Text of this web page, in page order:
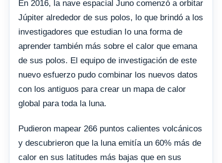
En 2016, la nave espacial Juno comenzó a orbitar
Júpiter alrededor de sus polos, lo que brindó a los
investigadores que estudian Io una forma de
aprender también más sobre el calor que emana
de sus polos. El equipo de investigación de este
nuevo esfuerzo pudo combinar los nuevos datos
con los antiguos para crear un mapa de calor
global para toda la luna.
Pudieron mapear 266 puntos calientes volcánicos
y descubrieron que la luna emitía un 60% más de
calor en sus latitudes más bajas que en sus